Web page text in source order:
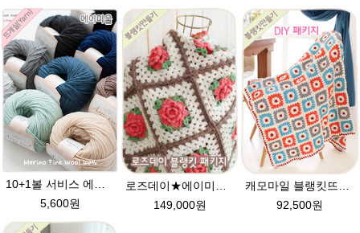
10+1볼 서비스 에이미울 베이비색상 /털실/뜨개실/뜨개질실/손뜨개실/목도리털실/모자뜨기 손뜨개실
5,600원
149,000원
92,500원